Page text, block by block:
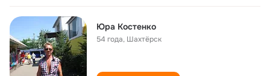
Юра Костенко
54 года, Шахтёрск